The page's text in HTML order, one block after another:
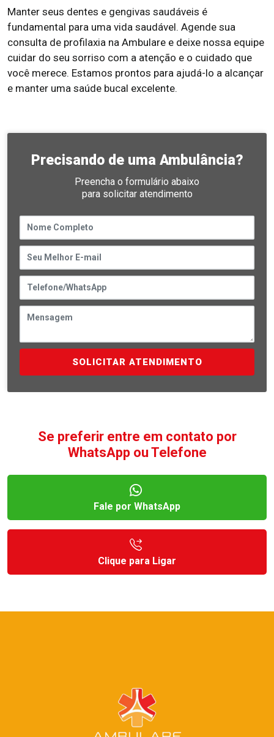
Manter seus dentes e gengivas saudáveis é
fundamental para uma vida saudável. Agende sua
consulta de profilaxia na Ambulare e deixe nossa equipe
cuidar do seu sorriso com a atenção e o cuidado que
você merece. Estamos prontos para ajudá-lo a alcançar
e manter uma saúde bucal excelente.
Precisando de uma Ambulância?
Preencha o formulário abaixo
para solicitar atendimento
SOLICITAR ATENDIMENTO
Se preferir entre em contato por
WhatsApp ou Telefone
Fale por WhatsApp
Clique para Ligar